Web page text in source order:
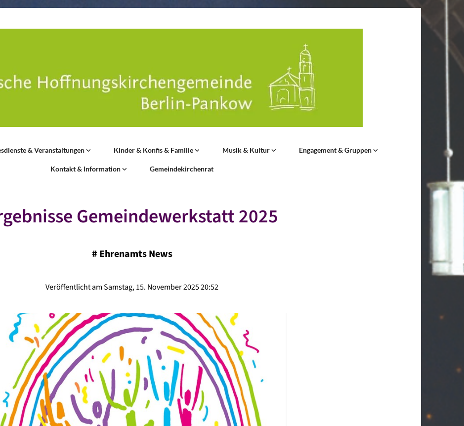
& Veranstaltungen Kinder & Konfis & Familie Musik & Kultur Engagement & Gruppen
Kontakt & Information Gemeindekirchenrat
Gemeindewerkstatt 2025
# Ehrenamts News
Veröffentlicht am Samstag, 15. November 2025 20:52